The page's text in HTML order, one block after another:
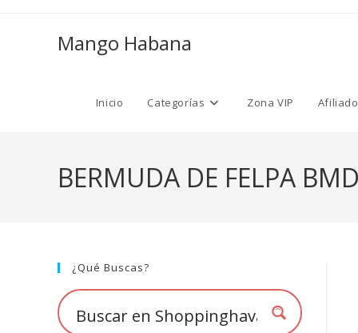
Mango Habana
Inicio Categorías Zona VIP
BERMUDA DE FELPA
¿Qué Buscas?